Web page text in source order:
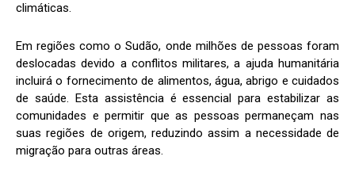
climáticas.
Em regiões como o Sudão, onde milhões de pessoas foram
deslocadas devido a conflitos militares, a ajuda humanitária
incluirá o fornecimento de alimentos, água, abrigo e cuidados
de saúde. Esta assistência é essencial para estabilizar as
comunidades e permitir que as pessoas permaneçam nas
suas regiões de origem, reduzindo assim a necessidade de
migração para outras áreas.